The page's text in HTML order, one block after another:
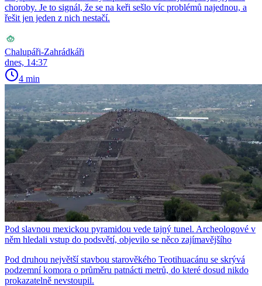
choroby. Je to signál, že se na keři sešlo víc problémů najednou, a
řešit jen jeden z nich nestačí.
Chalupáři-Zahrádkáři
dnes, 14:37
4 min
Pod slavnou mexickou pyramidou vede tajný tunel. Archeologové v
něm hledali vstup do podsvětí, objevilo se něco zajímavějšího
Pod druhou největší stavbou starověkého Teotihuacánu se skrývá
podzemní komora o průměru patnácti metrů, do které dosud nikdo
prokazatelně nevstoupil.